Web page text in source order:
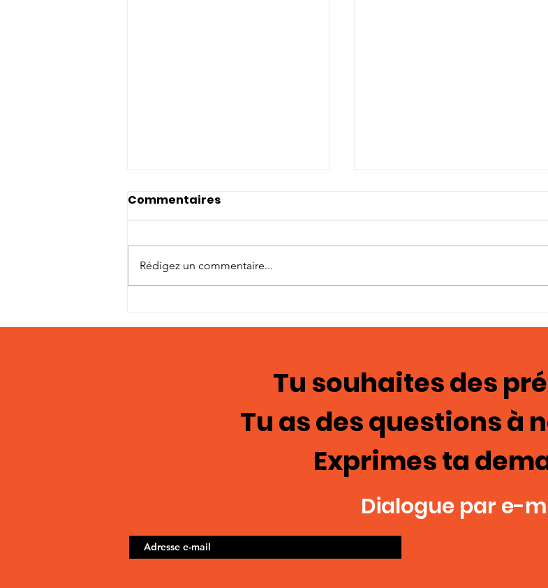
images; chasteté
Cage de chasteté 129
Commentaires
Rédigez un commentaire...
Tu souhaites des
Tu as des questions à
Exprimes ta
Dialogue par e-